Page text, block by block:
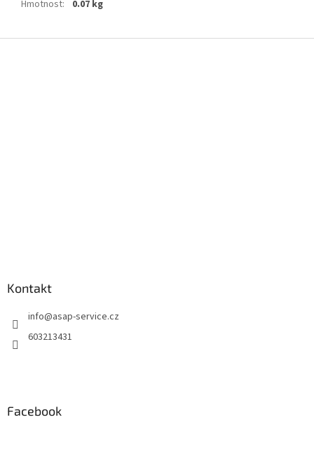
Hmotnost: 0.07 kg
Kontakt
info@asap-service.cz
603213431
Facebook